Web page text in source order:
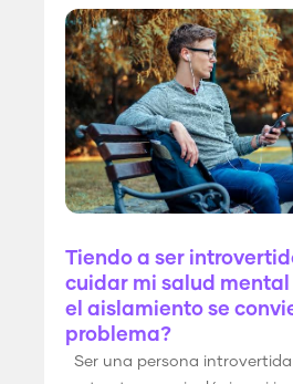
Tiendo a ser
cuidar mi salud
el aislamiento se
problema?
Ser una persona